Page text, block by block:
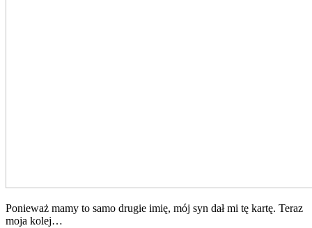
Ponieważ mamy to samo drugie imię, mój syn dał mi tę kartę. Teraz
moja kolej…